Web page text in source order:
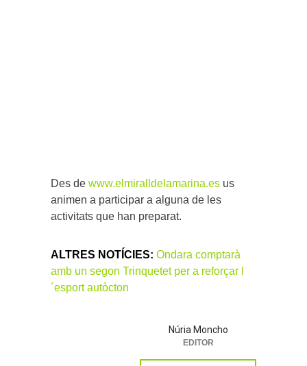
Des de www.elmiralldelamarina.es us
animen a participar a alguna de les
activitats que han preparat.
ALTRES NOTÍCIES: Ondara comptarà
amb un segon Trinquetet per a reforçar l
´esport autòcton
Núria Moncho
EDITOR